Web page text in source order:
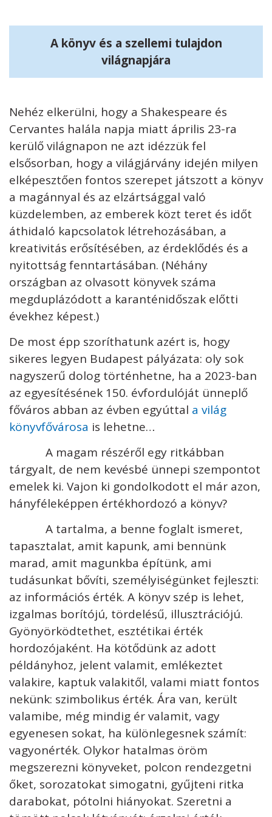
A könyv és a szellemi tulajdon
világnapjára
Nehéz elkerülni, hogy a Shakespeare és
Cervantes halála napja miatt április 23-ra
kerülő világnapon ne azt idézzük fel
elsősorban, hogy a világjárvány idején milyen
elképesztően fontos szerepet játszott a könyv
a magánnyal és az elzártsággal való
küzdelemben, az emberek közt teret és időt
áthidaló kapcsolatok létrehozásában, a
kreativitás erősítésében, az érdeklődés és a
nyitottság fenntartásában. (Néhány
országban az olvasott könyvek száma
megduplázódott a karanténidőszak előtti
évekhez képest.)
De most épp szoríthatunk azért is, hogy
sikeres legyen Budapest pályázata: oly sok
nagyszerű dolog történhetne, ha a 2023-ban
az egyesítésének 150. évfordulóját ünneplő
főváros abban az évben egyúttal a világ
könyvfővárosa is lehetne…
A magam részéről egy ritkábban
tárgyalt, de nem kevésbé ünnepi szempontot
emelek ki. Vajon ki gondolkodott el már azon,
hányféleképpen értékhordozó a könyv?
A tartalma, a benne foglalt ismeret,
tapasztalat, amit kapunk, ami bennünk
marad, amit magunkba építünk, ami
tudásunkat bővíti, személyiségünket fejleszti:
az információs érték. A könyv szép is lehet,
izgalmas borítójú, tördelésű, illusztrációjú.
Gyönyörködtethet, esztétikai érték
hordozójaként. Ha kötődünk az adott
példányhoz, jelent valamit, emlékeztet
valakire, kaptuk valakitől, valami miatt fontos
nekünk: szimbolikus érték. Ára van, került
valamibe, még mindig ér valamit, vagy
egyenesen sokat, ha különlegesnek számít:
vagyonérték. Olykor hatalmas öröm
megszerezni könyveket, polcon rendezgetni
őket, sorozatokat simogatni, gyűjteni ritka
darabokat, pótolni hiányokat. Szeretni a